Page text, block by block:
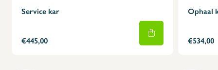
Service kar
€445,00
Ophaal
€534,00